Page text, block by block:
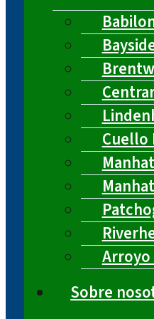
Cuello
Arroyo
Sobre